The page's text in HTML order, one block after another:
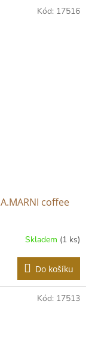
coffee
Skladem (1 ks)
Do košíku
Kód: 17516
Kód: 17513